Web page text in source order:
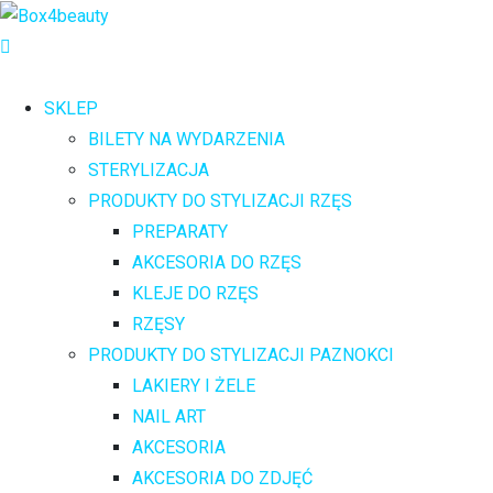
SKLEP
BILETY NA WYDARZENIA
STERYLIZACJA
PRODUKTY DO STYLIZACJI RZĘS
PREPARATY
AKCESORIA DO RZĘS
KLEJE DO RZĘS
RZĘSY
PRODUKTY DO STYLIZACJI PAZNOKCI
LAKIERY I ŻELE
NAIL ART
AKCESORIA
AKCESORIA DO ZDJĘĆ